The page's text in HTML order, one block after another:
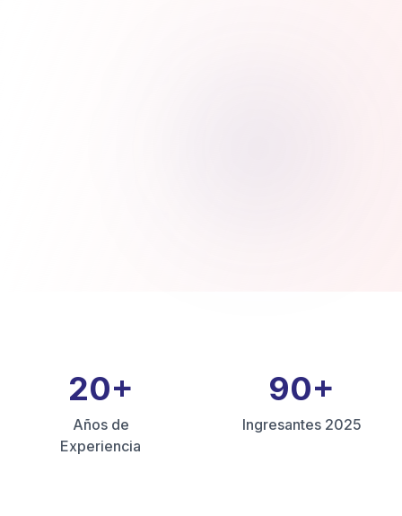
20+
Años de
Experiencia
90+
Ingresantes 2025